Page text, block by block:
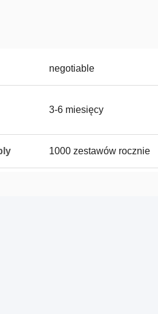
negotiable
3-6 miesięcy
1000 zestawów rocznie